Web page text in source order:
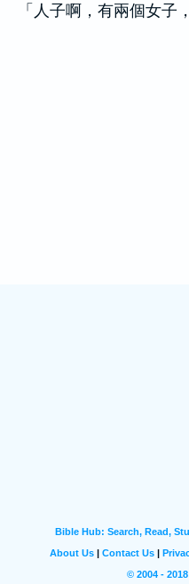
「人子啊，有兩個女子